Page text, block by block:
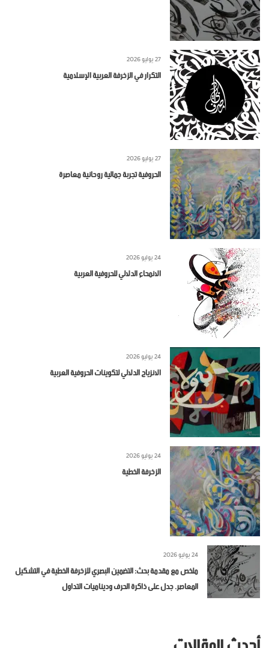
27 يوليو 2026
التكرار في الزخرفة العربية الإسلامية
27 يوليو 2026
الحروفية تجربة جمالية روحانية معاصرة
24 يوليو 2026
الانمحاء الدلالي للحروفية العربية
24 يوليو 2026
الانزياح الدلالي لتكوينات الحروفية العربية
24 يوليو 2026
الزخرفة الخطية
24 يوليو 2026
ملخص مع مقدمة بحث: التضمين البصري للزخرفة الخطية في التشكيل
المعاصر. جدل على ذاكرة الحرف وديناميات التداول